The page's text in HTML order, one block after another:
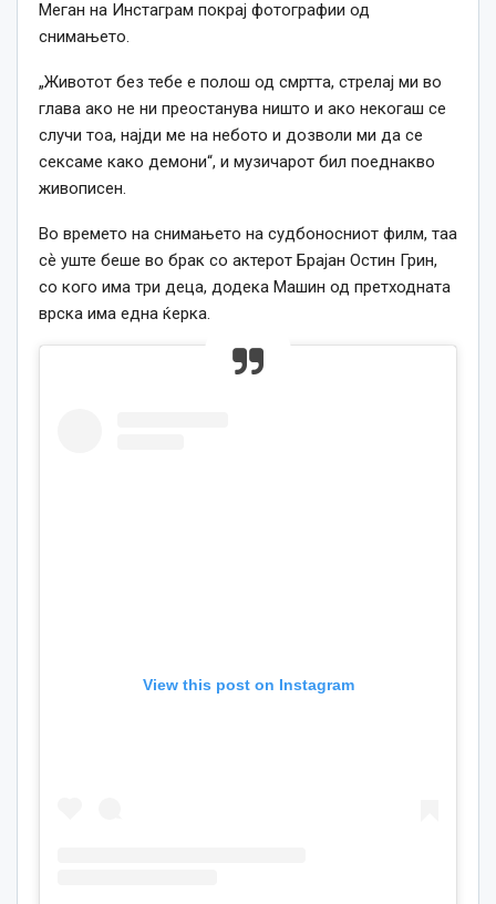
Меган на Инстаграм покрај фотографии од
снимањето.
„Животот без тебе е полош од смртта, стрелај ми во
глава ако не ни преостанува ништо и ако некогаш се
случи тоа, најди ме на небото и дозволи ми да се
сексаме како демони“, и музичарот бил поеднакво
живописен.
Во времето на снимањето на судбоносниот филм, таа
сѐ уште беше во брак со актерот Брајан Остин Грин,
со кого има три деца, додека Машин од претходната
врска има една ќерка.
View this post on Instagram